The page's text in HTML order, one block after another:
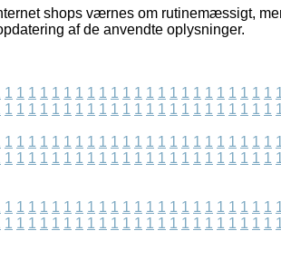
shops værnes om rutinemæssigt,
af de anvendte oplysninger.
1 1 1 1 1 1 1 1 1 1 1 1 1 1 1 1 1 1 1 1 1 1 1
1 1 1 1 1 1 1 1 1 1 1 1 1 1 1 1 1 1 1 1 1 1 1
1 1 1 1 1 1 1 1 1 1 1 1 1 1 1 1 1 1 1 1 1 1 1
1 1 1 1 1 1 1 1 1 1 1 1 1 1 1 1 1 1 1 1 1 1 1
1 1 1 1 1 1 1 1 1 1 1 1 1 1 1 1 1 1 1 1 1 1 1
1 1 1 1 1 1 1 1 1 1 1 1 1 1 1 1 1 1 1 1 1 1 1